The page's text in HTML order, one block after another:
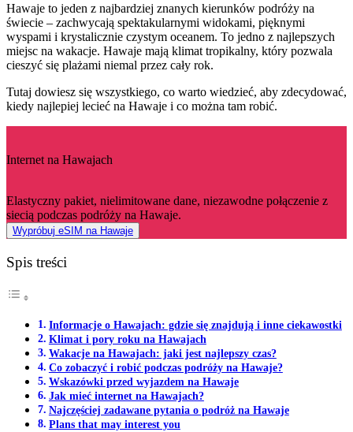
Hawaje to jeden z najbardziej znanych kierunków podróży na
świecie – zachwycają spektakularnymi widokami, pięknymi
wyspami i krystalicznie czystym oceanem. To jedno z najlepszych
miejsc na wakacje. Hawaje mają klimat tropikalny, który pozwala
cieszyć się plażami niemal przez cały rok.
Tutaj dowiesz się wszystkiego, co warto wiedzieć, aby zdecydować,
kiedy najlepiej lecieć na Hawaje i co można tam robić.
Internet na Hawajach
Elastyczny pakiet, nielimitowane dane, niezawodne połączenie z
siecią podczas podróży na Hawaje.
Wypróbuj eSIM na Hawaje
Spis treści
Informacje o Hawajach: gdzie się znajdują i inne ciekawostki
Klimat i pory roku na Hawajach
Wakacje na Hawajach: jaki jest najlepszy czas?
Co zobaczyć i robić podczas podróży na Hawaje?
Wskazówki przed wyjazdem na Hawaje
Jak mieć internet na Hawajach?
Najczęściej zadawane pytania o podróż na Hawaje
Plans that may interest you